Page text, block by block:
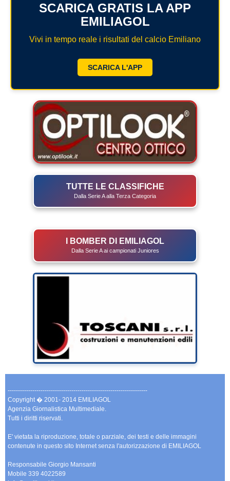
SCARICA GRATIS LA APP
EMILIAGOL
Vivi in tempo reale i risultati del calcio Emiliano
SCARICA L'APP
TUTTE LE CLASSIFICHE
Dalla Serie A alla Terza Categoria
I BOMBER DI EMILIAGOL
Dalla Serie A ai campionati Juniores
--------------------------------------------------------------------
Copyright � 2001- 2014 EMILIAGOL
Agenzia Giornalistica Multimediale.
Tutti i diritti riservati.
E' vietata la riproduzione, totale o parziale, dei testi e delle immagini
contenute in questo sito Internet senza l'autorizzazione di EMILIAGOL
Responsabile Giorgio Mansanti
Mobile 339 4022589